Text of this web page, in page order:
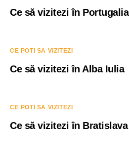
Ce să vizitezi în Portugalia
CE POTI SA VIZITEZI
Ce să vizitezi în Alba Iulia
CE POTI SA VIZITEZI
Ce să vizitezi în Bratislava